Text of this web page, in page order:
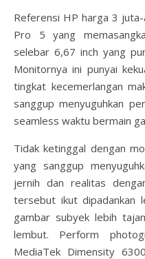
Referensi HP harga 3
Pro 5 yang
selebar 6,67 inch yang
Monitornya ini punyai
tingkat kecemerlangan
sanggup menyuguhkan
seamless waktu bermain
Tidak ketinggal dengan
yang sanggup
jernih dan realitas
tersebut ikut dipadankan
gambar subyek lebih
lembut. Perform
MediaTek Dimensity